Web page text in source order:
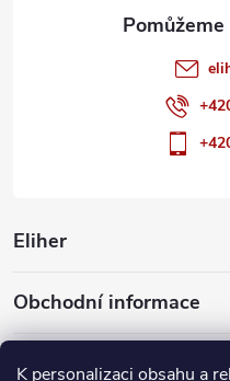
K personalizaci obsahu a
Eliher
Obchodní informace
Partnerské weby